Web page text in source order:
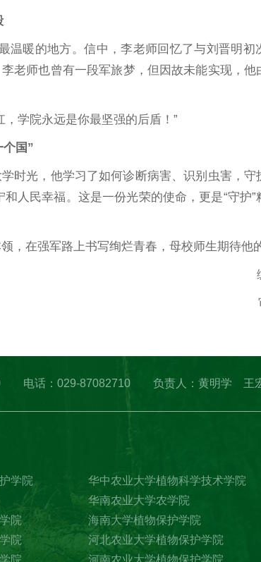
温暖的地方。信中，李老师回忆了与刘晋明初
老师也曾有一段军旅梦，但因故未能实现，他
学院永远是你最坚强的后盾！”
个国”
时光，他学习了如何诊断病害、识别虫害，守
人民幸福。这是一份光荣的使命，更是“守护”
，在强军路上书写绚烂青春，母校师生期待他
电话：029-87082710 负责人：黄明学 王
学院
院
院
院
华中农业大学植物科学技术学院
华南农业大学农学院
海南大学植物保护学院
河北农业大学植物保护学院
河南农业大学植物保护学院